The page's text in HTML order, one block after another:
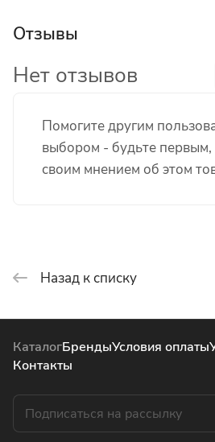
Отзывы
Помогите другим
выбором - будьте первым,
своим мнением об этом
Нет отзывов
Назад к списку
КаталогБрендыУсловия оплаты
Контакты